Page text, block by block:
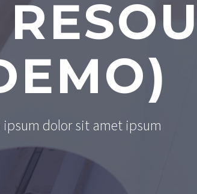
ipsum dolor sit amet ipsum